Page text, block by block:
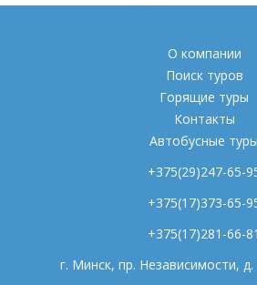
О компании
Поиск туров
Горящие туры
Контакты
Автобусные туры
+375(29)247-65-
+375(17)373-65-
+375(17)281-66-81
г. Минск, пр. Независимости,